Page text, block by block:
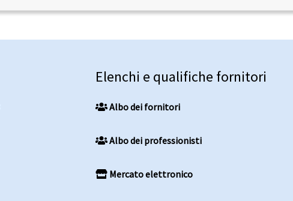
Elenchi e qualifiche fornitori
Albo dei fornitori
Albo dei professionisti
Mercato elettronico